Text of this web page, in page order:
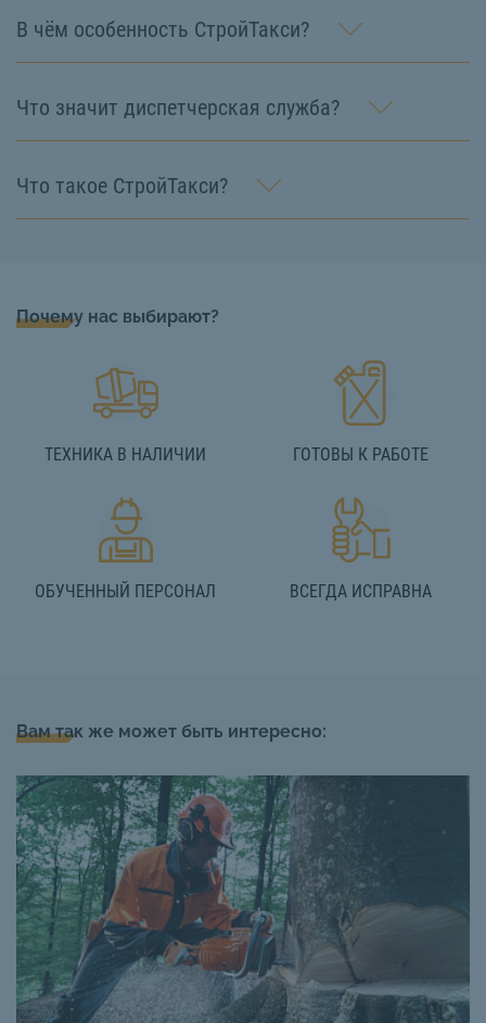
В чём особенность СтройТакси?
Что значит диспетчерская служба?
Что такое СтройТакси?
Почему нас выбирают?
ТЕХНИКА В НАЛИЧИИ ГОТОВЫ К РАБОТЕ
ОБУЧЕННЫЙ ПЕРСОНАЛ ВСЕГДА ИСПРАВНА
Вам так же может быть интересно: